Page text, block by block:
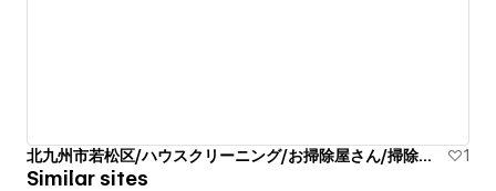
北九州市若松区/ハウスクリーニング/お掃除屋さん/掃除代行業者 1
Similar sites